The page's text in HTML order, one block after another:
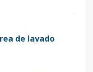
de lavado